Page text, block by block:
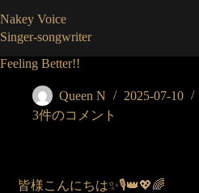
ン
テ
ン
Nakey Voice
Singer-songwriter
Feeling Better!!
Queen N 2025-07-10
3件のコメント
皆様こんにちは✨🎙️👑💖🌈